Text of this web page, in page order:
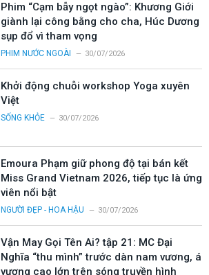
Phim “Cạm bẫy ngọt ngào”: Khương Giới
giành lại công bằng cho cha, Húc Dương
sụp đổ vì tham vọng
PHIM NƯỚC NGOÀI 30/07/2026
Khởi động chuỗi workshop Yoga xuyên
Việt
SỐNG KHỎE 30/07/2026
Emoura Phạm giữ phong độ tại bán kết
Miss Grand Vietnam 2026, tiếp tục là ứng
viên nổi bật
NGƯỜI ĐẸP - HOA HẬU 30/07/2026
Vận May Gọi Tên Ai? tập 21: MC Đại
Nghĩa “thu mình” trước dàn nam vương, á
vương cao lớn trên sóng truyền hình